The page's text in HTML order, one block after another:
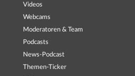
Videos
Webcams
Moderatoren & Team
Podcasts
News-Podcast
Themen-Ticker